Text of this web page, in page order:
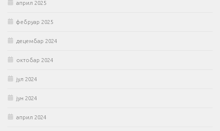
април 2025
фебруар 2025
децембар 2024
октобар 2024
јул 2024
јун 2024
април 2024